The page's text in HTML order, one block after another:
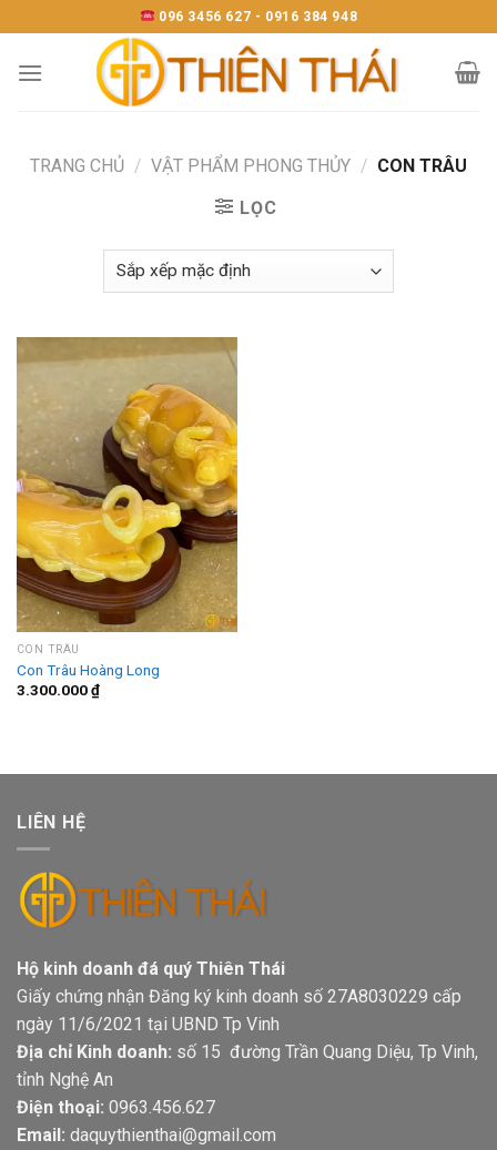
to
content
096 3456 627 - 0916 384 948
TRANG CHỦ / VẬT PHẨM PHONG THỦY / CON TRÂU
LỌC
CON TRÂU
Con Trâu Hoàng Long
3.300.000₫
LIÊN HỆ
Hộ kinh doanh đá quý Thiên Thái
Giấy chứng nhận Đăng ký kinh doanh số 27A8030229 cấp
ngày 11/6/2021 tại UBND Tp Vinh
Địa chỉ Kinh doanh: số 15 đường Trần Quang Diệu, Tp Vinh,
tỉnh Nghệ An
Điện thoại: 0963.456.627
Email: daquythienthai@gmail.com